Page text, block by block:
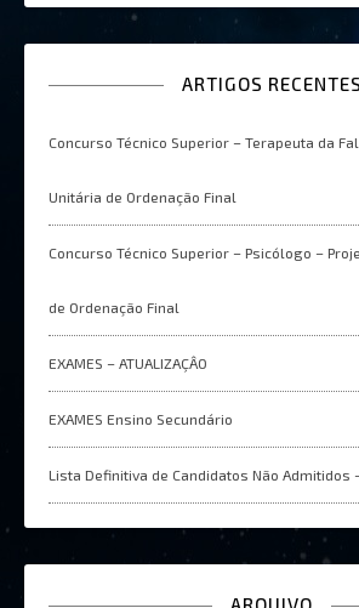
ARTIGOS RECENTES
Concurso Técnico Superior – Terapeuta da
Unitária de Ordenação Final
Concurso Técnico Superior – Psicólogo –
de Ordenação Final
EXAMES – ATUALIZAÇÂO
EXAMES Ensino Secundário
Lista Definitiva de Candidatos Não Admitidos